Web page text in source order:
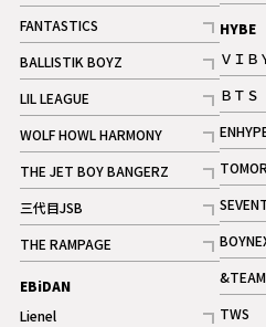
記事
FANTASTICS
記事
BALLISTIK BOYZ
記事
LIL LEAGUE
記事
WOLF HOWL HARMONY
記事
THE JET BOY BANGERZ
記事
三代目JSB
記事
THE RAMPAGE
記事
ギャラリー
EBiDAN
Lienel
HYBE
ＶＩＢ
ＢＴＳ
&TEAM
TWS